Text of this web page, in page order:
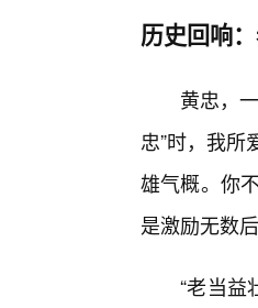
历史回响
黄忠，
忠”时，我
雄气概。你
是激励无数
“老当益